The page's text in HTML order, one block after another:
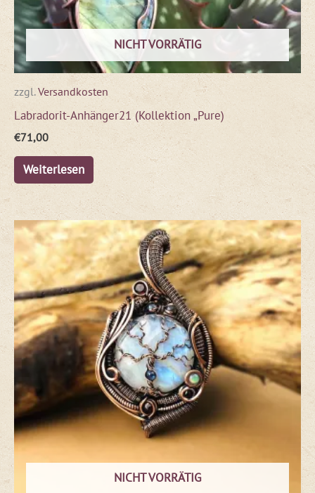
NICHT VORRÄTIG
zzgl.Versandkosten
Labradorit-Anhänger21 (Kollektion „Pure)
€71,00
Weiterlesen
NICHT VORRÄTIG